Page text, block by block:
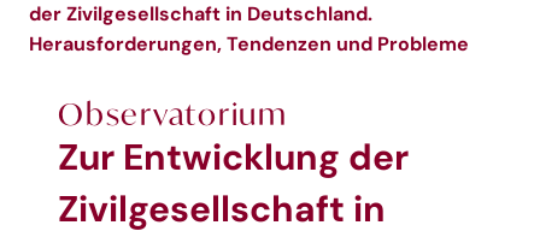
der Zivilgesellschaft in Deutschland.
Herausforderungen, Tendenzen und Probleme
Observatorium
Zur Entwicklung der
Zivilgesellschaft in